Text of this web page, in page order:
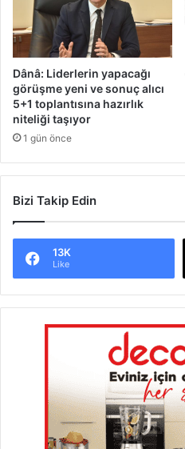
Dânâ: Liderlerin yapacağı
görüşme yeni ve sonuç alıcı
5+1 toplantısına hazırlık
niteliği taşıyor
1 gün önce
Bizi Takip Edin
13K
Like